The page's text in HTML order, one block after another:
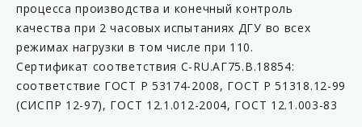
процесса производства и конечный контроль
качества при 2 часовых испытаниях ДГУ во всех
режимах нагрузки в том числе при 110.
Сертификат соответствия C-RU.АГ75.B.18854:
соответствие ГОСТ Р 53174-2008, ГОСТ Р 51318.12-99
(СИСПР 12-97), ГОСТ 12.1.012-2004, ГОСТ 12.1.003-83